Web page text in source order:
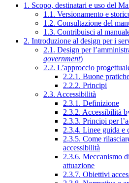
1. Scopo, destinatari e uso del
1.1. Versionamento e
1.2. Consultazione del
1.3. Contribuisci al
2. Introduzione al design per i
2.1. Design per
government)
2.2. L’approccio
2.2.1. Buone
2.2.2. Principi
2.3. Accessibilità
2.3.1. Definizione
2.3.2. Accessibilità
2.3.3. Principi per
2.3.4. Linee guida e
2.3.5. Come
accessibilità
2.3.6. Meccanismo
attuazione
2.3.7. Obiettivi